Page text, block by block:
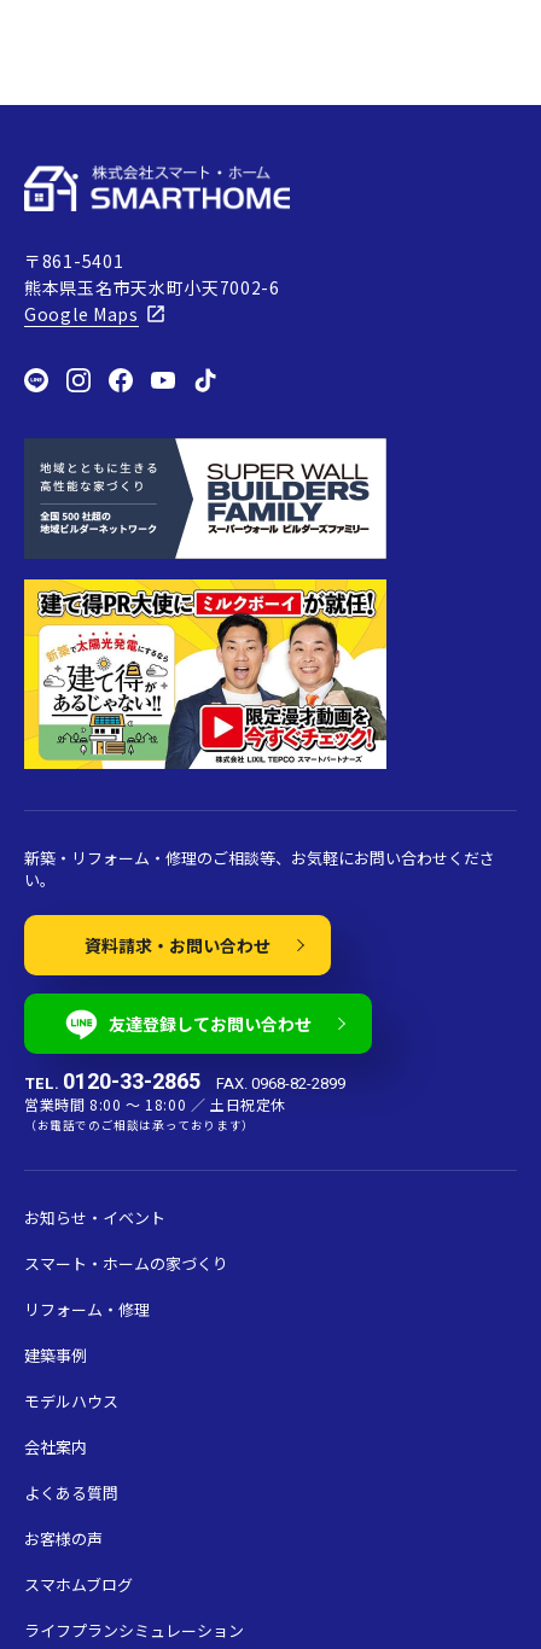
〒861-5401
熊本県玉名市天水町小天7002-6
Google Maps
新築・リフォーム・修理のご相談等、お気軽にお問い合わせくださ
い。
資料請求・お問い合わせ
友達登録してお問い合わせ
TEL. 0120-33-2865 FAX. 0968-82-2899
営業時間 8:00 〜 18:00 ／ 土日祝定休
（お電話でのご相談は承っております）
お知らせ・イベント
スマート・ホームの家づくり
リフォーム・修理
建築事例
モデルハウス
会社案内
よくある質問
お客様の声
スマホムブログ
ライフプランシミュレーション